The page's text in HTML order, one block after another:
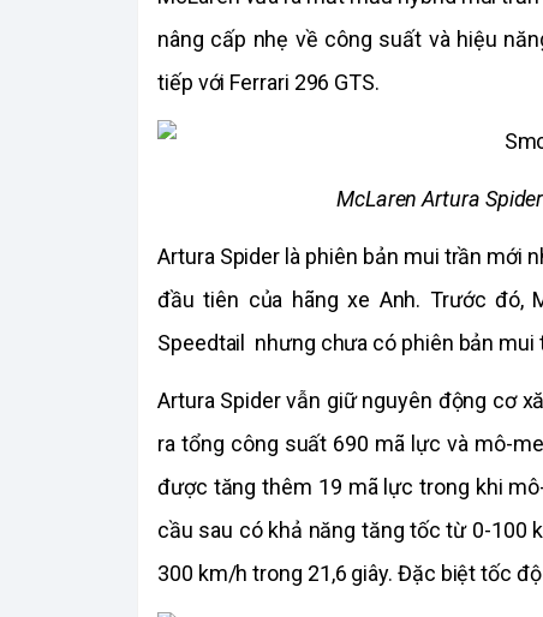
nâng cấp nhẹ về công suất và hiệu
tiếp với Ferrari 296 GTS.
McLaren Artura
Artura Spider là phiên bản mui trần mới
đầu tiên của hãng xe Anh. Trước đó,
Speedtail  nhưng chưa có phiên bản mui
Artura Spider vẫn giữ nguyên động cơ
ra tổng công suất 690 mã lực và mô-
được tăng thêm 19 mã lực trong khi
cầu sau có khả năng tăng tốc từ 0-100
300 km/h trong 21,6 giây. Đặc biệt tốc